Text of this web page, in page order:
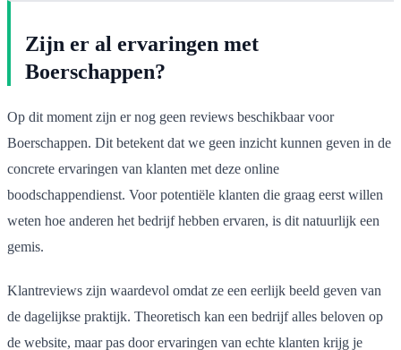
Zijn er al ervaringen met
Boerschappen?
Op dit moment zijn er nog geen reviews beschikbaar voor
Boerschappen. Dit betekent dat we geen inzicht kunnen geven in de
concrete ervaringen van klanten met deze online
boodschappendienst. Voor potentiële klanten die graag eerst willen
weten hoe anderen het bedrijf hebben ervaren, is dit natuurlijk een
gemis.
Klantreviews zijn waardevol omdat ze een eerlijk beeld geven van
de dagelijkse praktijk. Theoretisch kan een bedrijf alles beloven op
de website, maar pas door ervaringen van echte klanten krijg je